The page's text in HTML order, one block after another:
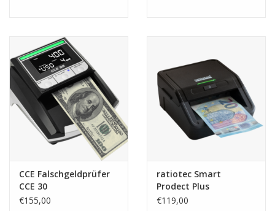
CCE Falschgeldprüfer
CCE 30
€155,00
ratiotec Smart
Prodect Plus
€119,00